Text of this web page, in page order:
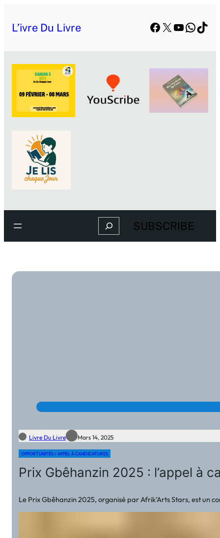
L’ivre Du Livre Facebook
X YouTube
Search SUBSCRIBE
Livre Du Livre Mars 14, 2025
OPPORTUNITÉS / APPEL À CANDIDATURES
Prix Gbêhanzin 2025 : l’appel à
Le Prix Gbêhanzin 2025, organisé par Afrik’Arts Stars, est un